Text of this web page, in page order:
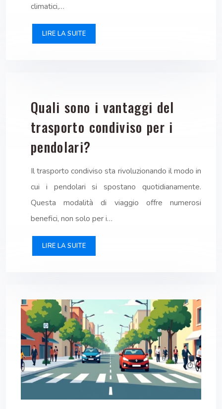
climatici,…
LIRE LA SUITE
Quali sono i vantaggi del
trasporto condiviso per i
pendolari?
Il trasporto condiviso sta rivoluzionando il modo in
cui i pendolari si spostano quotidianamente.
Questa modalità di viaggio offre numerosi
benefici, non solo per i…
LIRE LA SUITE